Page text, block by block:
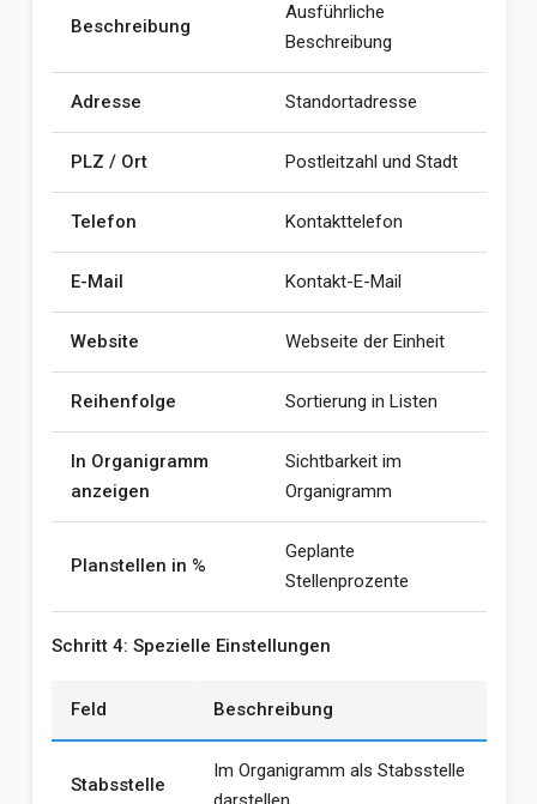
Beschreibung
Ausführliche
Beschreibung
Adresse Standortadresse
PLZ / Ort Postleitzahl und Stadt
Telefon Kontakttelefon
E-Mail Kontakt-E-Mail
Website Webseite der Einheit
Reihenfolge Sortierung in Listen
In Organigramm
anzeigen
Sichtbarkeit im
Organigramm
Planstellen in %
Geplante
Stellenprozente
Schritt 4: Spezielle Einstellungen
Feld Beschreibung
Stabsstelle
Im Organigramm als Stabsstelle